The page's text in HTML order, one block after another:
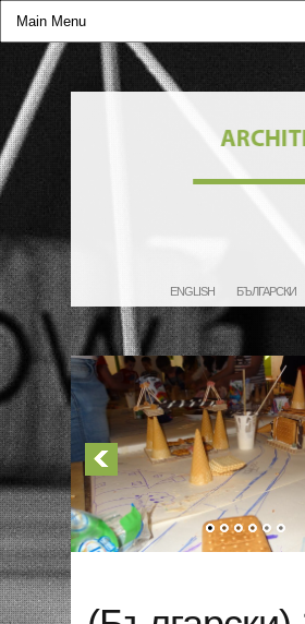
ENGLISH БЪЛГАРСКИ